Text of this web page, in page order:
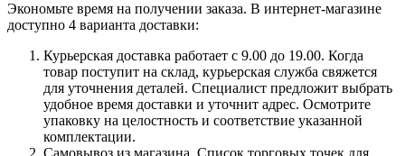
Экономьте время на получении заказа. В интернет-магазине
доступно 4 варианта доставки:
Курьерская доставка работает с 9.00 до 19.00. Когда
товар поступит на склад, курьерская служба свяжется
для уточнения деталей. Специалист предложит выбрать
удобное время доставки и уточнит адрес. Осмотрите
упаковку на целостность и соответствие указанной
комплектации.